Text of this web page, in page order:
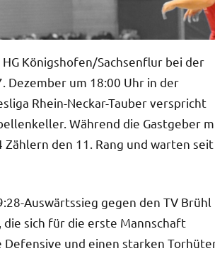
Königshofen/Sachsenflur bei der
Dezember um 18:00 Uhr in der
Rhein-Neckar-Tauber verspricht
Während die Gastgeber
den 11. Rang und warten
Auswärtssieg gegen den TV Brühl
sich für die erste Mannschaft
und einen starken